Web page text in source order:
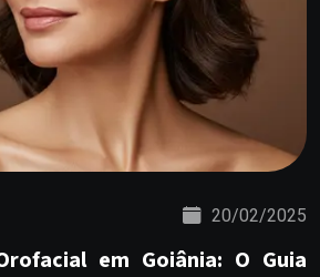
20/02/2025
em Goiânia: O Guia